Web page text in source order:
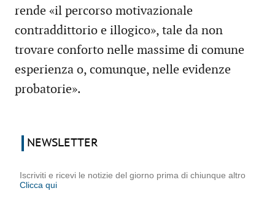
rende «il percorso motivazionale
contraddittorio e illogico», tale da non
trovare conforto nelle massime di comune
esperienza o, comunque, nelle evidenze
probatorie».
NEWSLETTER
Iscriviti e ricevi le notizie del giorno prima di chiunque altro
Clicca qui